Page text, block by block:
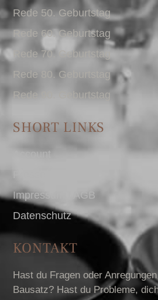
Rede 50. Geburtstag
Rede 60. Geburtstag
Rede 70. Geburtstag
Rede 80. Geburtstag
Rede 90. Geburtstag
SHORT LINKS
Account
Impressum I AGB
Datenschutz
KONTAKT
Hast du Fragen oder
Bausatz? Hast du Probleme,